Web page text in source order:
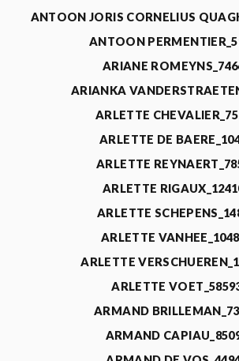
ANTOON JORIS CORNELIUS
ANTOON
ARIANE
ARIANKA
ARLETTE
ARLETTE DE
ARLETTE
ARLETTE
ARLETTE
ARLETTE
ARLETTE
ARLETTE
ARMAND
ARMAND